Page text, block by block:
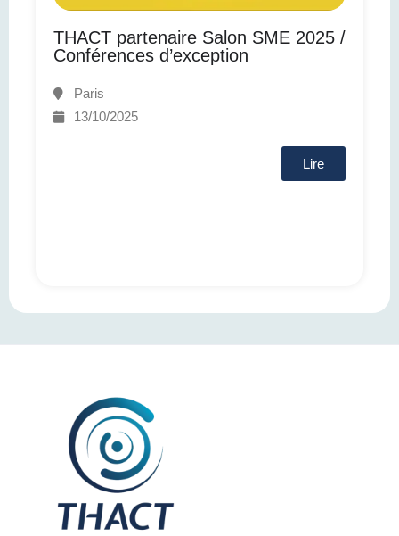
THACT partenaire Salon SME 2025 /
Conférences d’exception
Paris
13/10/2025
Lire